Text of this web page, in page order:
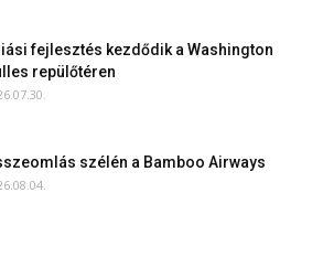
fejlesztés kezdődik a Washington
repülőtéren
szélén a Bamboo Airways